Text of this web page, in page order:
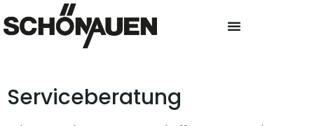
Serviceberatung